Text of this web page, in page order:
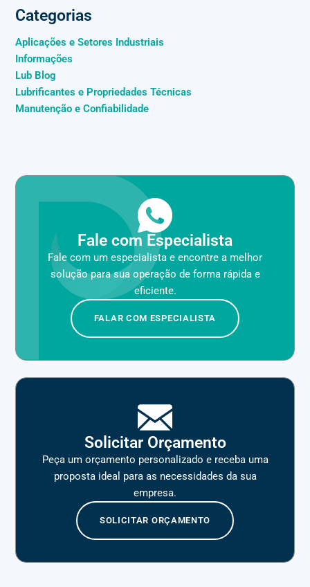
Categorias
Aplicações e Setores Industriais
Informações
Lub Blog
Lubrificantes e Propriedades Técnicas
Manutenção e Confiabilidade
Fale com Especialista
Fale com um especialista e encontre a melhor
solução para sua operação de forma rápida e
eficiente.
FALAR COM ESPECIALISTA
Solicitar Orçamento
Peça um orçamento personalizado e receba uma
proposta ideal para as necessidades da sua
empresa.
SOLICITAR ORÇAMENTO